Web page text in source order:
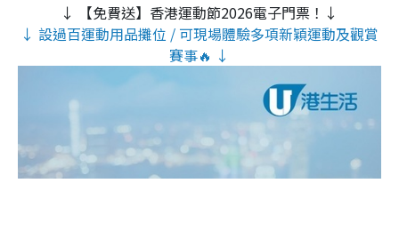
↓ 【免費送】香港運動節2026電子門票！↓
↓ 設過百運動用品攤位 / 可現場體驗多項新穎運動及觀賞
賽事🔥 ↓